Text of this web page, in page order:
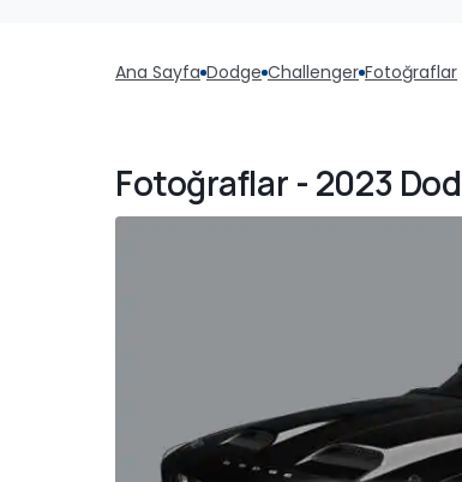
Ana Sayfa Dodge Challenger Fotoğraflar
Fotoğraflar - 2023